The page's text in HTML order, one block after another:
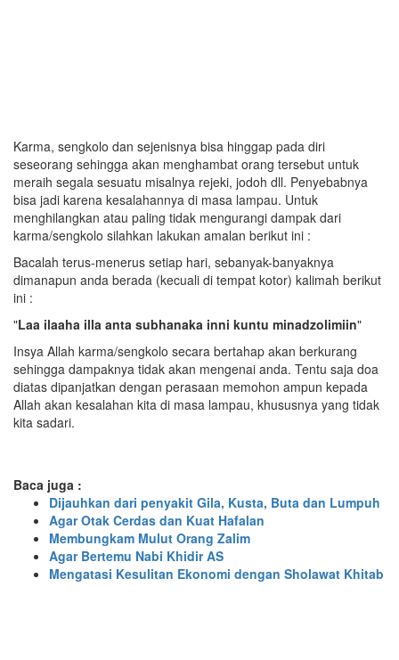
Karma, sengkolo dan sejenisnya bisa hinggap pada diri
seseorang sehingga akan menghambat orang tersebut untuk
meraih segala sesuatu misalnya rejeki, jodoh dll. Penyebabnya
bisa jadi karena kesalahannya di masa lampau. Untuk
menghilangkan atau paling tidak mengurangi dampak dari
karma/sengkolo silahkan lakukan amalan berikut ini :
Bacalah terus-menerus setiap hari, sebanyak-banyaknya
dimanapun anda berada (kecuali di tempat kotor) kalimah berikut
ini :
"Laa ilaaha illa anta subhanaka inni kuntu minadzolimiin"
Insya Allah karma/sengkolo secara bertahap akan berkurang
sehingga dampaknya tidak akan mengenai anda. Tentu saja doa
diatas dipanjatkan dengan perasaan memohon ampun kepada
Allah akan kesalahan kita di masa lampau, khususnya yang tidak
kita sadari.
Baca juga :
Dijauhkan dari penyakit Gila, Kusta, Buta dan Lumpuh
Agar Otak Cerdas dan Kuat Hafalan
Membungkam Mulut Orang Zalim
Agar Bertemu Nabi Khidir AS
Mengatasi Kesulitan Ekonomi dengan Sholawat Khitab